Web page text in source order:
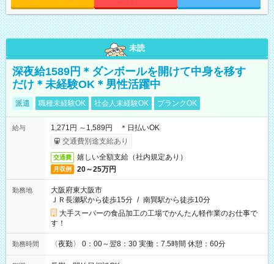
未読
深夜給1589円＊ダンボールを開けて中身を移す
だけ＊未経験OK＊男性活躍中
派遣 職種未経験OK 社会人未経験OK ブランクOK
給与
1,271円 ～1,589円 ＊日払いOK
交通費別途支給あり
交通費 嬉しい全額支給（社内規定あり）
月収例 20～25万円
勤務地
大阪府東大阪市
ＪＲ長瀬駅から徒歩15分 / 南巽駅から徒歩10分
大手スーパーの食品加工の工場でかんたん軽作業のお仕事で
す！
勤務時間 〈夜勤〉 0：00～翌8：30 実働：7.5時間 休憩：60分